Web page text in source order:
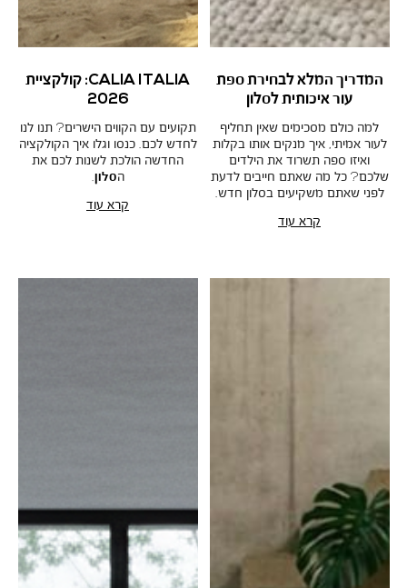
המדריך המלא לבחירת ספת
עור איכותית לסלון
למה כולם מסכימים שאין תחליף
לעור אמיתי, איך מנקים אותו בקלות
ואיזו ספה תשרוד את הילדים
שלכם? כל מה שאתם חייבים לדעת
לפני שאתם משקיעים בסלון חדש.
קרא עוד
CALIA ITALIA: קולקציית
2026
תקועים עם הקווים הישרים? תנו לנו
לחדש לכם. כנסו וגלו איך הקולקציה
החדשה הולכת לשנות לכם את
הסלון.
קרא עוד